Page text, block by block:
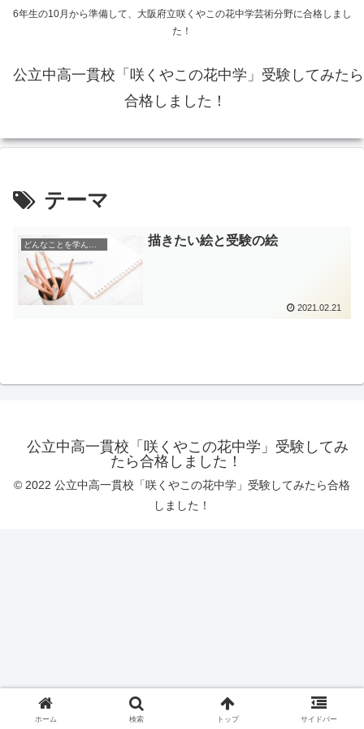
6年生の10月から準備して、大阪府立咲くやこの花中学芸術分野に合格しまし
た！
公立中高一貫校「咲くやこの花中学」受験してみたら
合格しました！
テーマ
描きたい絵と受験の絵
2021.02.21
公立中高一貫校「咲くやこの花中学」受験してみ
たら合格しました！
© 2022 公立中高一貫校「咲くやこの花中学」受験してみたら合格
しました！
ホーム 検索 トップ サイドバー